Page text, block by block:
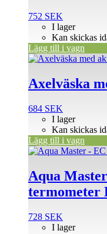
752 SEK
I lager
Kan skickas
Lägg till i vagn
Axelväska
684 SEK
I lager
Kan skickas
Lägg till i vagn
Aqua
termometer
728 SEK
I lager